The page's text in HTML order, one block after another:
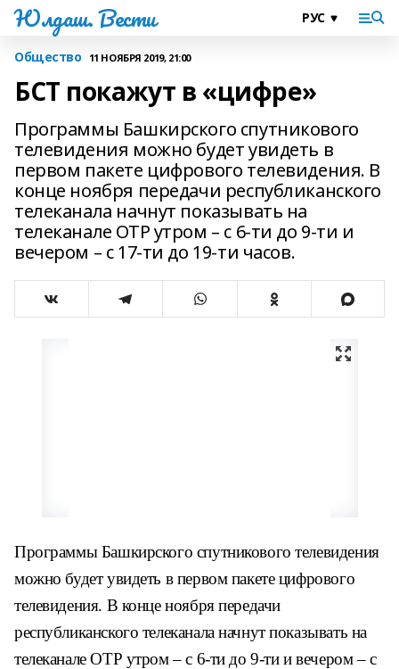
Юлдаш. Вести
Общество 11 НОЯБРЯ 2019, 21:00
БСТ покажут в «цифре»
Программы Башкирского спутникового
телевидения можно будет увидеть в
первом пакете цифрового телевидения. В
конце ноября передачи республиканского
телеканала начнут показывать на
телеканале ОТР утром – с 6-ти до 9-ти и
вечером – с 17-ти до 19-ти часов.
Программы Башкирского спутникового телевидения
можно будет увидеть в первом пакете цифрового
телевидения. В конце ноября передачи
республиканского телеканала начнут показывать на
телеканале ОТР утром – с 6-ти до 9-ти и вечером – с